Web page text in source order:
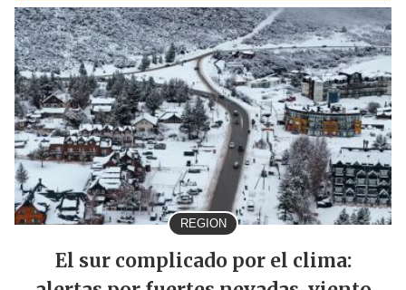
REGION
El sur complicado por el clima: